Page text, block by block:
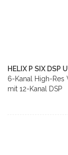
HELIX P SIX DSP
6-Kanal High-Res
mit 12-Kanal DSP